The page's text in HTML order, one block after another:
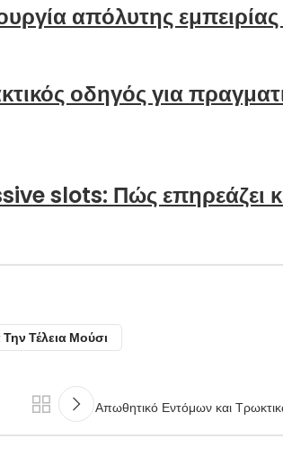
απόλυτης
οδηγός για
slots: Πώς επηρεάζει
Τέλεια Μούσι
Απωθητικό Εντόμων και